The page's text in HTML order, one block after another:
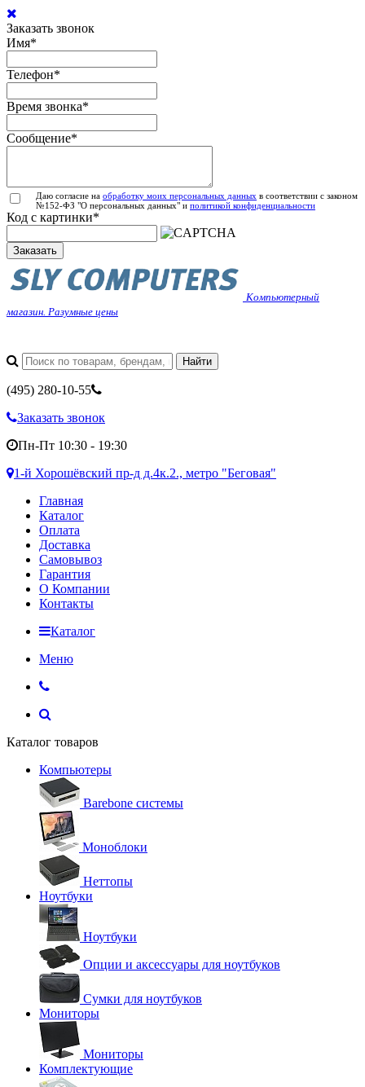
Заказать звонок
Имя*
Телефон*
Время звонка*
Сообщение*
Даю согласие на обработку моих персональных данных в соответствии с законом
№152-ФЗ "О персональных данных" и политикой конфиденциальности
Код с картинки*
Заказать
Компьютерный
магазин. Разумные цены
(495) 280-10-55
Заказать звонок
Пн-Пт 10:30 - 19:30
1-й Хорошёвский пр-д д.4к.2., метро "Беговая"
Главная
Каталог
Оплата
Доставка
Самовывоз
Гарантия
О Компании
Контакты
Каталог
Меню
Каталог товаров
Компьютеры
Barebone системы
Моноблоки
Неттопы
Ноутбуки
Ноутбуки
Опции и аксессуары для ноутбуков
Сумки для ноутбуков
Мониторы
Мониторы
Комплектующие